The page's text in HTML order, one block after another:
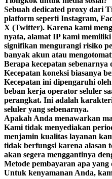
Sebuah dedicated proxy dari
platform seperti Instagram,
X (Twitter). Karena kami
nyata, alamat IP kami
signifikan mengurangi risiko
banyak akun atau
Berapa kecepatan
Kecepatan koneksi biasanya
Kecepatan ini dipengaruhi
beban kerja operator seluler
perangkat. Ini adalah
seluler yang sebenarnya.
Apakah Anda menawarkan
Kami tidak menyediakan
menjamin kualitas layanan
tidak berfungsi karena alasan
akan segera menggantinya
Metode pembayaran apa yang
Untuk kenyamanan Anda,